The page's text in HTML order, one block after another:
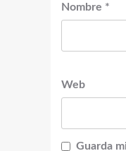
Nombre *
Web
Guarda